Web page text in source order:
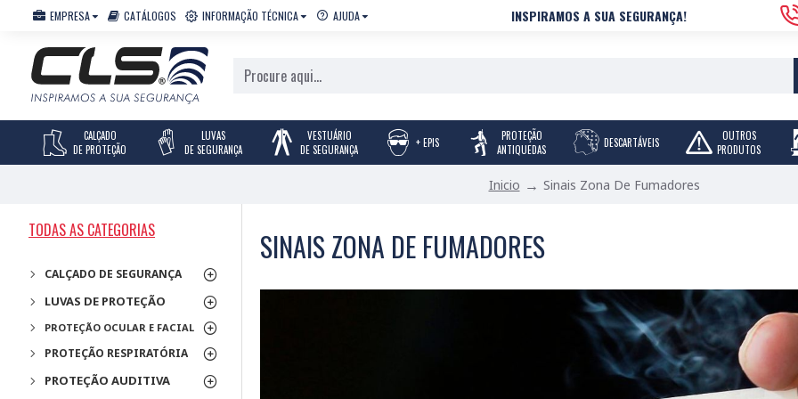
EMPRESA CATÁLOGOS INFORMAÇÃO TÉCNICA AJUDA INSPIRAMOS A SUA SEGURANÇA!
CALÇADO
DE PROTEÇÃO
LUVAS
DE SEGURANÇA
VESTUÁRIO
DE SEGURANÇA
+ EPIS
PROTEÇÃO
ANTIQUEDAS
DESCARTÁVEIS
OUTROS
PRODUTOS
Inicio Sinais Zona De Fumadores
TODAS AS CATEGORIAS
CALÇADO DE SEGURANÇA
LUVAS DE PROTEÇÃO
PROTEÇÃO OCULAR E FACIAL
PROTEÇÃO RESPIRATÓRIA
PROTEÇÃO AUDITIVA
SINAIS ZONA DE FUMADORES